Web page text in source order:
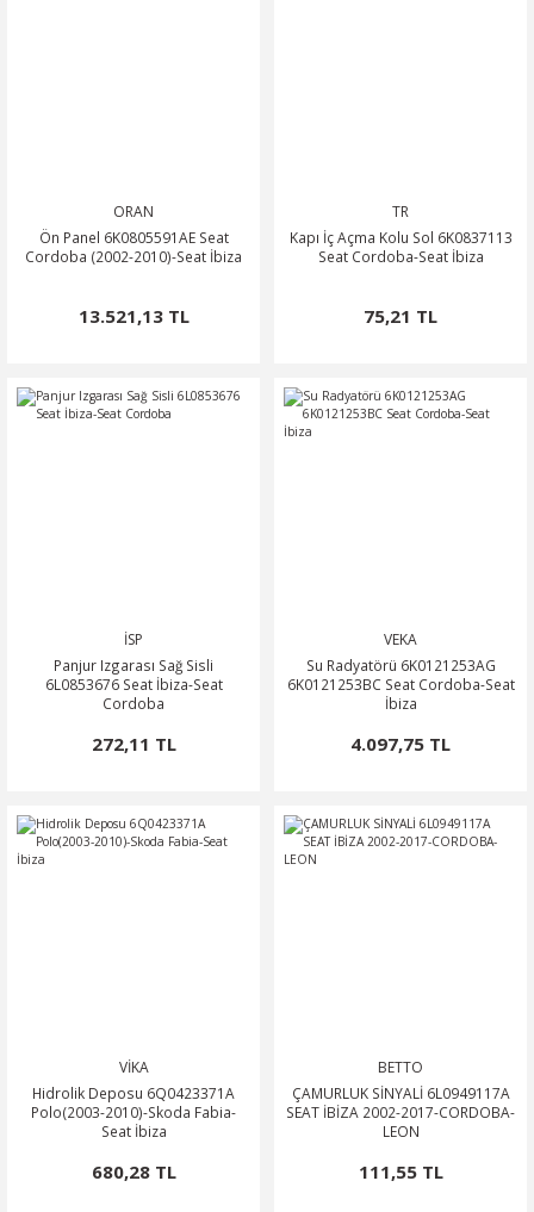
ORAN
Ön Panel 6K0805591AE Seat
Cordoba (2002-2010)-Seat İbiza
13.521,13 TL
TR
Kapı İç Açma Kolu Sol 6K0837113
Seat Cordoba-Seat İbiza
75,21 TL
İSP
Panjur Izgarası Sağ Sisli
6L0853676 Seat İbiza-Seat
Cordoba
272,11 TL
VEKA
Su Radyatörü 6K0121253AG
6K0121253BC Seat Cordoba-Seat
İbiza
4.097,75 TL
VİKA
Hidrolik Deposu 6Q0423371A
Polo(2003-2010)-Skoda Fabia-
Seat İbiza
680,28 TL
BETTO
ÇAMURLUK SİNYALİ 6L0949117A
SEAT İBİZA 2002-2017-CORDOBA-
LEON
111,55 TL